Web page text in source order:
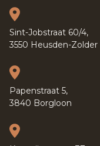
Sint-Jobstraat 60/4,
3550 Heusden-Zolder
Papenstraat 5,
3840 Borgloon